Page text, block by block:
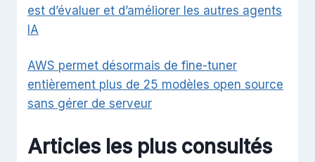
est d’évaluer et d’améliorer les autres agents
IA
AWS permet désormais de fine-tuner
entièrement plus de 25 modèles open source
sans gérer de serveur
Articles les plus consultés